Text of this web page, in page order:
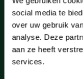
social media te
over uw gebruik
analyse. Deze
aan ze heeft
services.
Lisse
Noordwijk
Oegstgeest